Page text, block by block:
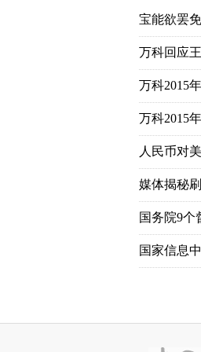
宝能欲罢
万科回应
万科2015
万科2015
人民币对
媒体揭秘
国务院9个
国家信息